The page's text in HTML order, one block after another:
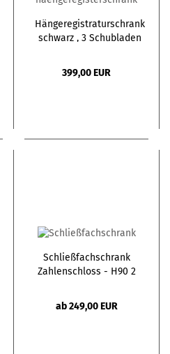
Hängeregistraturschrank
schwarz , 3 Schubladen
399,00 EUR
Schließfachschrank
Zahlenschloss - H90 2
ab 249,00 EUR